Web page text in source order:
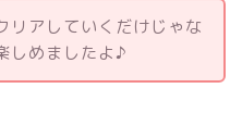
リアしていくだけじゃな
しめましたよ♪